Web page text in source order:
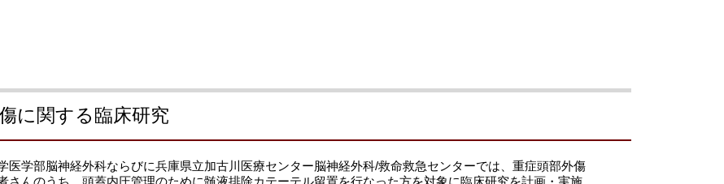
に関する臨床研究
医学部脳神経外科ならびに兵庫県立加古川医療センター脳神経外科/救命救急センターでは、重症頭部外傷